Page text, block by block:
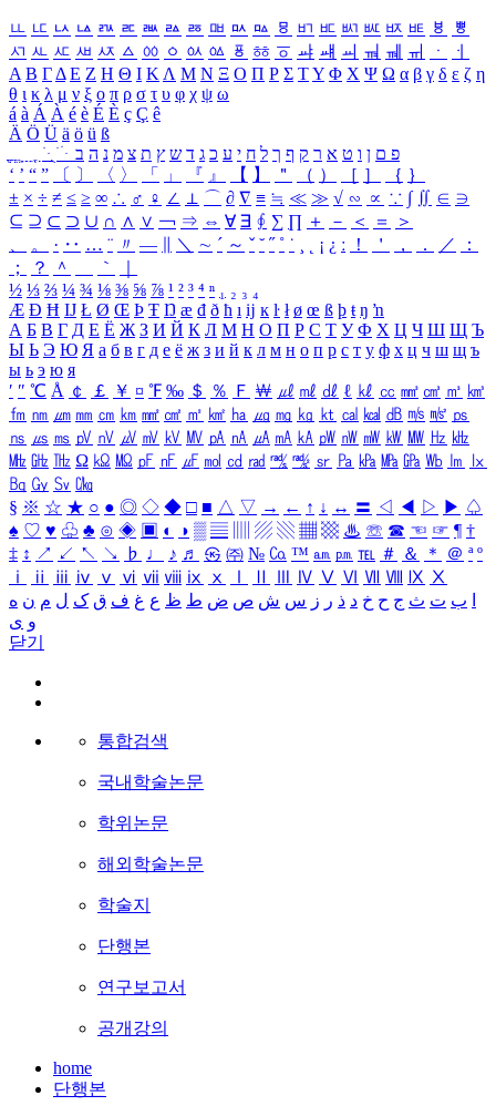
ㅥ ㅦ ㅧ ㅨ ㅩ ㅪ ㅫ ㅬ ㅭ ㅮ ㅯ ㅰ ㅱ ㅲ ㅳ ㅴ ㅵ ㅶ ㅷ ㅸ
ㅹ
ㅺ ㅻ ㅼ ㅽ ㅾ ㅿ ㆀ ㆁ ㆂ ㆃ ㆄ ㆅ ㆆ ㆇ ㆈ ㆉ ㆊ ㆋ ㆌ ㆍ
ㆎ
Α Β ΓΔ Ε Ζ Η Θ Ι ΚΛ Μ Ν Ξ Ο Π Ρ Σ ΤΥ Φ Χ Ψ Ω α β γ δ ε ζ η
θ ι κ λ μ ν ξ ο π ρ σ τ υ φ χ ψ ω
á à Á À é è É È ç Ç ê
Ä Ö Ü ä ö ü ß
ִֶֹ ֻּ ׁׂ פ ם ן ו ט א ר ק ף ך ל ח י ע כ ג ד ש ץ ת צ מ נ ה ב
‘ ’ “ ” 〔 〕 〈 〉 「 」 『 』 【 】 ＂ （ ） ［ ］ ｛ ｝
± × ÷ ≠ ≤ ≥ ∞ ∴ ♂ ♀ ∠ ⊥ ⌒ ∂ ∇ ≡ ≒ ≪ ≫ √ ∽ ∝ ∵ ∫ ∬ ∈ ∋
⊆ ⊇ ⊂ ⊃ ∪ ∩ ∧ ∨ ￢ ⇒ ⇔ ∀ ∃ ∮ ∑ ∏ ＋ － ＜ ＝
＞
、
。 · ‥ … ¨ 〃 ― ＼ ∼ ´ ～ ˇ ˘ ˝ ˚ ˙ ¸ ¡ ¿ ː ！ ＇ ， ． ／
：
；
？ ＾ ｀
½ ⅓ ⅔ ¼ ¾ ⅛ ⅜ ⅝ ⅞ ¹ ² ³ ⁴ ⁿ ₁ ₂ ₃ ₄
Æ Ð Ħ Ĳ Ł Ø Œ Þ Ŧ Ŋ æ đ ð ħ ı ĳ ĸ ŀ ł ø œ ß þ ŧ ŋ ŉ
А Б В Г Д Е Ё Ж З И Й К Л М Н О П Р С Т У Ф Х Ц Ч Ш Щ Ъ
Ы Ь Э Ю Я а б в г д е ё ж з и й к л м н о п р с т у ф х ц ч ш щ ъ
ы ь э ю я
′ ″ ℃ Å ￠ ￡ ￥ ¤ ℉ ‰ ＄ ％ Ｆ ￦ ㎕ ㎖ ㎗ ℓ ㎘ ㏄ ㎣ ㎤ ㎥ ㎦
㎙ ㎚ ㎛ ㎜ ㎝ ㎞ ㎟ ㎠ ㎡ ㎢ ㏊ ㎍ ㎎ ㎏ ㏏ ㎈ ㎉ ㏈ ㎧ ㎨ ㎰
㎱ ㎲ ㎳ ㎴ ㎵ ㎶ ㎷ ㎸ ㎹ ㎀ ㎁ ㎂ ㎃ ㎄ ㎺ ㎻ ㎽ ㎾ ㎿ ㎐ ㎑
㎒ ㎓ ㎔ Ω ㏀ ㏁ ㎊ ㎋ ㎌ ㏖ ㏅ ㎭ ㎮ ㎯ ㏛ ㎩ ㎪ ㎫ ㎬ ㏝ ㏐
㏓
㏃ ㏉ ㏜ ㏆
§ ※ ☆ ★ ○ ● ◎ ◇ ◆ □ ■ △ ▽ → ← ↑ ↓ ↔ 〓 ◁ ◀ ▷ ▶ ♤
♠ ♡ ♥ ♧ ♣ ⊙ ◈ ▣ ◐ ◑ ▒ ▤ ▨ ▧ ▦ ▩ ♨ ☏ ☎ ☜ ☞ ¶ †
‡ ↕ ↗ ↙ ↖ ↘ ♭ ♩ ♪ ♬ ㉿ ㈜ № ㏇ ™ ㏂ ㏘ ℡ ＃ ＆ ＊ ＠ ª º
ⅰ
ⅱ ⅲ ⅳ ⅴ ⅵ ⅶ ⅷ ⅸ ⅹ Ⅳ Ⅴ Ⅵ Ⅶ Ⅷ Ⅸ Ⅹ
ب ت ث ج ح خ د ذ ر ز س ش ص ض ط ظ ع غ ف ق ک ل م ن ه
و ی
닫기
통합검색
국내학술논문
학위논문
해외학술논문
학술지
단행본
연구보고서
공개강의
home
단행본